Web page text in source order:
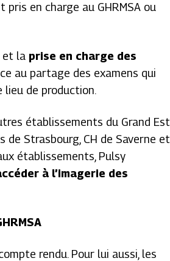
en charge au GHRMSA ou
et la prise en charge des
au partage des examens qui
de production.
établissements du Grand Est
Strasbourg, CH de Saverne et
établissements, Pulsy
à l’imagerie des
rendu. Pour lui aussi, les